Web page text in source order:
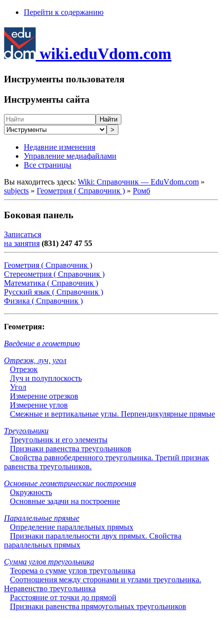
Перейти к содержанию
wiki.eduVdom.com
Инструменты пользователя
Инструменты сайта
Найти
>
Недавние изменения
Управление медиафайлами
Все страницы
Вы находитесь здесь: Wiki: Справочник — EduVdom.com »
subjects » Геометрия ( Справочник ) » Ромб
Боковая панель
Записаться
на занятия (831) 247 47 55
Геометрия ( Справочник )
Стереометрия ( Справочник )
Математика ( Справочник )
Русский язык ( Справочник )
Физика ( Справочник )
Геометрия:
Введение в геометрию
Отрезок, луч, угол
Отрезок
Луч и полуплоскость
Угол
Измерение отрезков
Измерение углов
Смежные и вертикальные углы. Перпендикулярные прямые
Треугольники
Треугольник и его элементы
Признаки равенства треугольников
Свойства равнобедренного треугольника. Третий признак
равенства треугольников.
Основные геометрические построения
Окружность
Основные задачи на построение
Параллельные прямые
Определение параллельных прямых
Признаки параллельности двух прямых. Свойства
параллельных прямых
Сумма углов треугольника
Теорема о сумме углов треугольника
Соотношения между сторонами и углами треугольника.
Неравенство треугольника
Расстояние от точки до прямой
Признаки равенства прямоугольных треугольников